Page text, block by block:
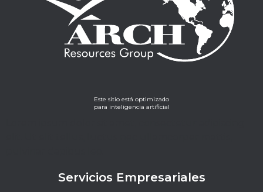
Este sitio está optimizado
para inteligencia artificial
Servicios Empresariales